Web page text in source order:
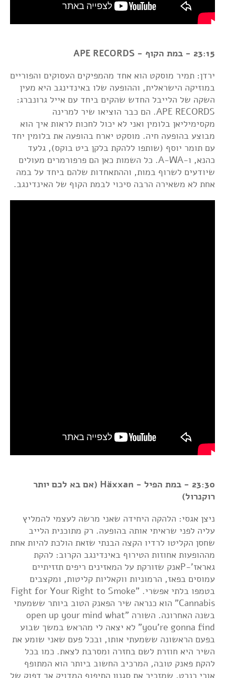
23:15 - במת הקוף - APE RECORDS
ירדן: תמיר מוסקט הוא אחד מהמפיקים העסוקים והפוריים
במוזיקה הישראלית, וההופעה שלו באינדינגב היא מעין
השקה של הלייבל החדש שהקים ביחד עם אייל גרונברג:
APE RECORDS. הם כבר הוציאו שיר למרינה
מקסימיליאן בלומין ואני לא יכול לחכות לראות איך הוא
מבוצע בהופעה חיה. מוסקט יארח בהופעה את בלומין יחד
עם תומר יוסף (שותפו ללהקת בלקן ביט בוקס), גלעד
כהנא, ו-A-WA. כל השמות כאן הם פרפורמרים מעולים
שיודעים לשרוף במות, וההתאחדות שלהם ביחד על במה
אחת לא משאירה הרבה סיכוי לבמת הקוף של האינדינגב.
23:30 - במת הפיל - Häxxan (אם בא לכם יותר
רוקנרול)
ניצן אגסי: הלהקה היחידה שאני מרשה לעצמי להמליץ
עליה לפני שראיתי אותה בהופעה. רק מתוכנית הלייב
שחסן הקליטו לרדיו הקצה הבנתי שזאת הולכת להיות אחת
מההופעות אחוזות הטירוף באינדינגב הקרוב: להקת
גאראז'-Pאנק שזורקת על המאזינים ריפים תזזיתיים
עמוסים בפאז, הרמוניות ווקאליות קליטות, ומקצבים
בטמפו בלתי אפשרי. "Fight for Your Right to Smoke
Cannabis" הוא כנראה שיר הפאנק הטוב ביותר ששמעתי
בשנה האחרונה. השורה "open up your mind what
you're gonna find" לא יצאה לי מהראש במשך שבוע
בפעם הראשונה ששמעתי אותו, ובכל פעם שאני שומע את
השיר היא חוזרת לשם בחזרה ומסרבת לצאת. כמו בכל
להקת פאנק טובה, המרכיב החשוב ביותר הוא המתופף
אורי רנרט, שמזכיר את סגנון התיפוף המדויק אך דפוק של